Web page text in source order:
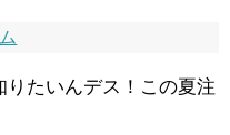
たいんデス！この夏注